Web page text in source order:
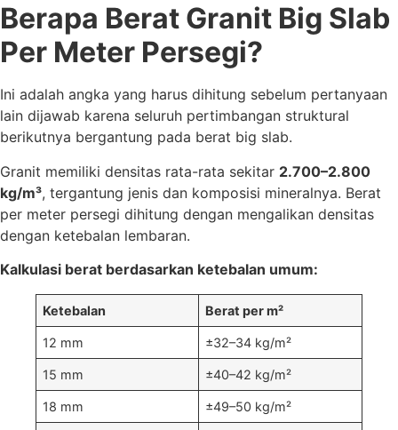
Berapa Berat Granit Big Slab
Per Meter Persegi?
Ini adalah angka yang harus dihitung sebelum pertanyaan
lain dijawab karena seluruh pertimbangan struktural
berikutnya bergantung pada berat big slab.
Granit memiliki densitas rata-rata sekitar 2.700–2.800
kg/m³, tergantung jenis dan komposisi mineralnya. Berat
per meter persegi dihitung dengan mengalikan densitas
dengan ketebalan lembaran.
Kalkulasi berat berdasarkan ketebalan umum:
Ketebalan Berat per m²
12 mm ±32–34 kg/m²
15 mm ±40–42 kg/m²
18 mm ±49–50 kg/m²